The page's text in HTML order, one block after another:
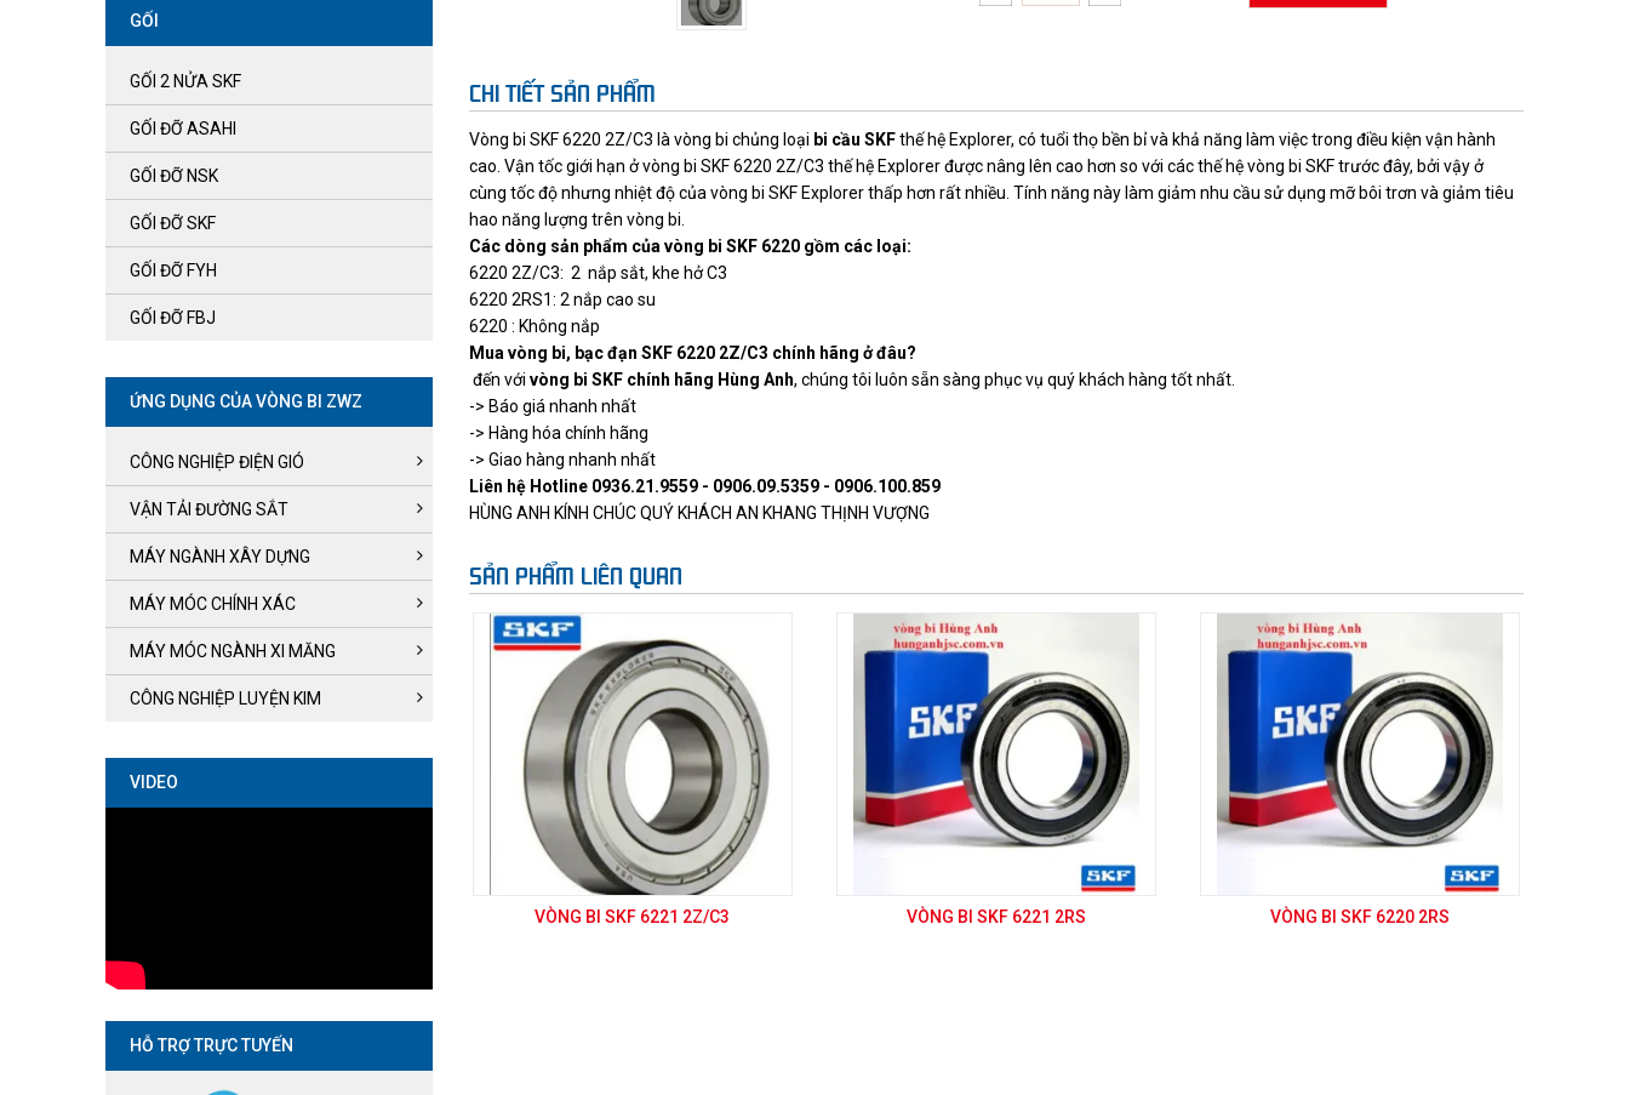
GỐI
GỐI 2 NỬA SKF
GỐI ĐỠ ASAHI
GỐI ĐỠ NSK
GỐI ĐỠ SKF
GỐI ĐỠ FYH
GỐI ĐỠ FBJ
ỨNG DỤNG CỦA VÒNG BI ZWZ
CÔNG NGHIỆP ĐIỆN GIÓ
VẬN TẢI ĐƯỜNG SẮT
MÁY NGÀNH XÂY DỰNG
MÁY MÓC CHÍNH XÁC
MÁY MÓC NGÀNH XI MĂNG
CÔNG NGHIỆP LUYỆN KIM
VIDEO
HỖ TRỢ TRỰC TUYẾN
CHI TIẾT SẢN PHẨM
Vòng bi SKF 6220 2Z/C3 là vòng bi chủng loại bi cầu SKFthế hệ Explorer, có tuổi thọ bền bỉ và khả năng làm việc trong điều kiện vận hành
cao. Vận tốc giới hạn ở vòng bi SKF 6220 2Z/C3 thế hệ Explorer được nâng lên cao hơn so với các thế hệ vòng bi SKF trước đây, bởi vậy ở
cùng tốc độ nhưng nhiệt độ của vòng bi SKF Explorer thấp hơn rất nhiều. Tính năng này làm giảm nhu cầu sử dụng mỡ bôi trơn và giảm tiêu
hao năng lượng trên vòng bi.
Các dòng sản phẩm của vòng bi SKF 6220 gồm các loại:
6220 2Z/C3: 2 nắp sắt, khe hở C3
6220 2RS1: 2 nắp cao su
6220 : Không nắp
Mua vòng bi, bạc đạn SKF 6220 2Z/C3 chính hãng ở đâu?
đến với vòng bi SKF chính hãng Hùng Anh, chúng tôi luôn sẵn sàng phục vụ quý khách hàng tốt nhất.
-> Báo giá nhanh nhất
-> Hàng hóa chính hãng
-> Giao hàng nhanh nhất
Liên hệ Hotline 0936.21.9559 - 0906.09.5359 - 0906.100.859
HÙNG ANH KÍNH CHÚC QUÝ KHÁCH AN KHANG THỊNH VƯỢNG
SẢN PHẨM LIÊN QUAN
VÒNG BI SKF 6221 2Z/C3 VÒNG BI SKF 6221 2RS VÒNG BI SKF 6220 2RS